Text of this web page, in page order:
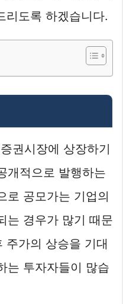
리도록 하겠습니다.
권시장에 상장하기
개적으로 발행하는
로 공모가는 기업의
는 경우가 많기 때문
주가의 상승을 기대
는 투자자들이 많습